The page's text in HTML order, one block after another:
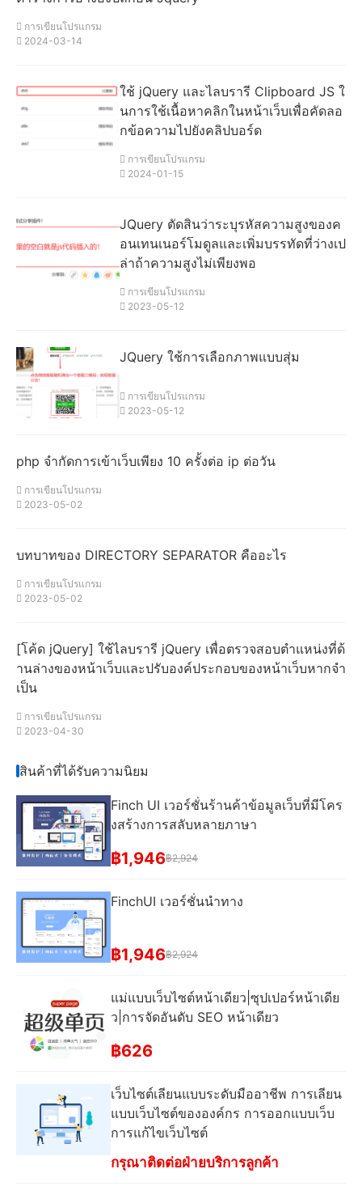
การเขียนโปรแกรม
2024-03-14
ใช้ jQuery และไลบรารี Clipboard JS ใ
นการใช้เนื้อหาคลิกในหน้าเว็บเพื่อคัดลอ
กข้อความไปยังคลิปบอร์ด
การเขียนโปรแกรม
2024-01-15
JQuery ตัดสินว่าระบุรหัสความสูงของค
อนเทนเนอร์โมดูลและเพิ่มบรรทัดที่ว่างเป
ล่าถ้าความสูงไม่เพียงพอ
การเขียนโปรแกรม
2023-05-12
JQuery ใช้การเลือกภาพแบบสุ่ม
การเขียนโปรแกรม
2023-05-12
php จํากัดการเข้าเว็บเพียง 10 ครั้งต่อ ip ต่อวัน
การเขียนโปรแกรม
2023-05-02
บทบาทของ DIRECTORY SEPARATOR คืออะไร
การเขียนโปรแกรม
2023-05-02
[โค้ด jQuery] ใช้ไลบรารี jQuery เพื่อตรวจสอบตําแหน่งที่ด้
านล่างของหน้าเว็บและปรับองค์ประกอบของหน้าเว็บหากจํา
เป็น
การเขียนโปรแกรม
2023-04-30
สินค้าที่ได้รับความนิยม
Finch UI เวอร์ชั่นร้านค้าข้อมูลเว็บที่มีโคร
งสร้างการสลับหลายภาษา
฿1,946฿2,924
FinchUI เวอร์ชั่นนําทาง
฿1,946฿2,924
แม่แบบเว็บไซต์หน้าเดียว|ซุปเปอร์หน้าเดีย
ว|การจัดอันดับ SEO หน้าเดียว
฿626
เว็บไซต์เลียนแบบระดับมืออาชีพ การเลียน
แบบเว็บไซต์ขององค์กร การออกแบบเว็บ
การแก้ไขเว็บไซต์
กรุณาติดต่อฝ่ายบริการลูกค้า